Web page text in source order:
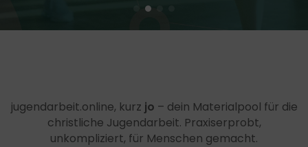
jugendarbeit.online, kurz jo – dein Materialpool für die
christliche Jugendarbeit. Praxiserprobt,
unkompliziert, für Menschen gemacht.